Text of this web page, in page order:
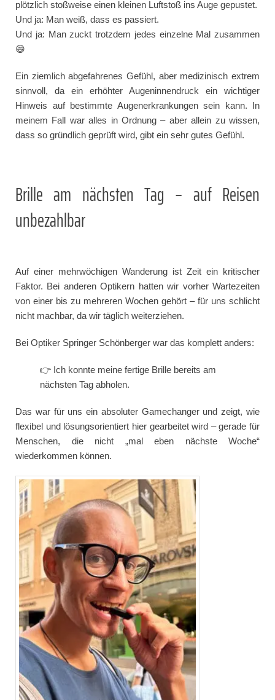
plötzlich stoßweise einen kleinen Luftstoß ins Auge gepustet.
Und ja: Man weiß, dass es passiert.
Und ja: Man zuckt trotzdem jedes einzelne Mal zusammen
😄
Ein ziemlich abgefahrenes Gefühl, aber medizinisch extrem
sinnvoll, da ein erhöhter Augeninnendruck ein wichtiger
Hinweis auf bestimmte Augenerkrankungen sein kann. In
meinem Fall war alles in Ordnung – aber allein zu wissen,
dass so gründlich geprüft wird, gibt ein sehr gutes Gefühl.
Brille am nächsten Tag – auf Reisen
unbezahlbar
Auf einer mehrwöchigen Wanderung ist Zeit ein kritischer
Faktor. Bei anderen Optikern hatten wir vorher Wartezeiten
von einer bis zu mehreren Wochen gehört – für uns schlicht
nicht machbar, da wir täglich weiterziehen.
Bei Optiker Springer Schönberger war das komplett anders:
👉 Ich konnte meine fertige Brille bereits am
nächsten Tag abholen.
Das war für uns ein absoluter Gamechanger und zeigt, wie
flexibel und lösungsorientiert hier gearbeitet wird – gerade für
Menschen, die nicht „mal eben nächste Woche“
wiederkommen können.